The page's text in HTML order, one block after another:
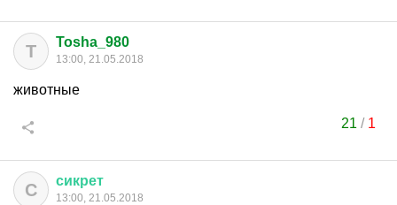
T Tosha_980
13:00, 21.05.2018
животные
21 / 1
С сикрет
13:00, 21.05.2018